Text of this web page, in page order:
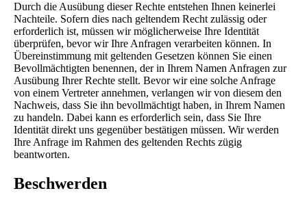
Durch die Ausübung dieser Rechte entstehen Ihnen keinerlei
Nachteile. Sofern dies nach geltendem Recht zulässig oder
erforderlich ist, müssen wir möglicherweise Ihre Identität
überprüfen, bevor wir Ihre Anfragen verarbeiten können. In
Übereinstimmung mit geltenden Gesetzen können Sie einen
Bevollmächtigten benennen, der in Ihrem Namen Anfragen zur
Ausübung Ihrer Rechte stellt. Bevor wir eine solche Anfrage
von einem Vertreter annehmen, verlangen wir von diesem den
Nachweis, dass Sie ihn bevollmächtigt haben, in Ihrem Namen
zu handeln. Dabei kann es erforderlich sein, dass Sie Ihre
Identität direkt uns gegenüber bestätigen müssen. Wir werden
Ihre Anfrage im Rahmen des geltenden Rechts zügig
beantworten.
Beschwerden